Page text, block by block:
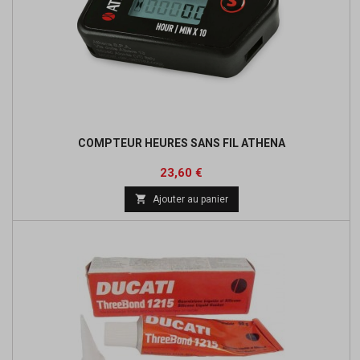
COMPTEUR HEURES SANS FIL ATHENA
Prix
23,60 €
base
 Ajouter au panier